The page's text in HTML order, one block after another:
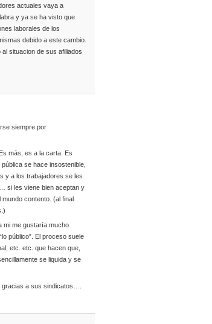
actuales vaya a
y ya se ha visto que
laborales de los
debido a este cambio.
situacion de sus afiliados
siempre por
más, es a la carta. Es
se hace insostenible,
y a los trabajadores se les
si les viene bien aceptan y
contento. (al final
mi me gustaría mucho
público”. El proceso suele
etc. etc. que hacen que,
se liquida y se
gracias a sus sindicatos….